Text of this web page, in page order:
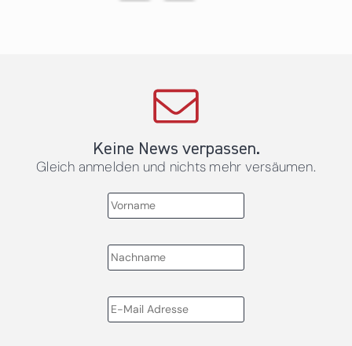
Keine News verpassen.
Gleich anmelden und nichts mehr versäumen.